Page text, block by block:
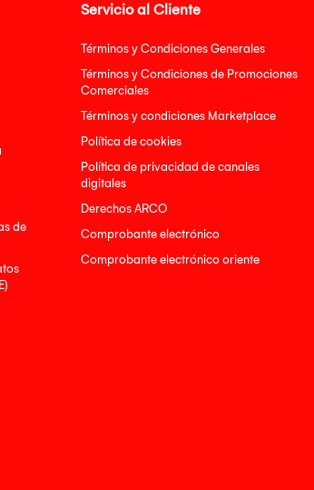
de
Servicio al Cliente
Términos y Condiciones Generales
Términos y Condiciones de Promociones
Comerciales
Términos y condiciones Marketplace
Política de cookies
Política de privacidad de canales
digitales
Derechos ARCO
Comprobante electrónico
Comprobante electrónico oriente